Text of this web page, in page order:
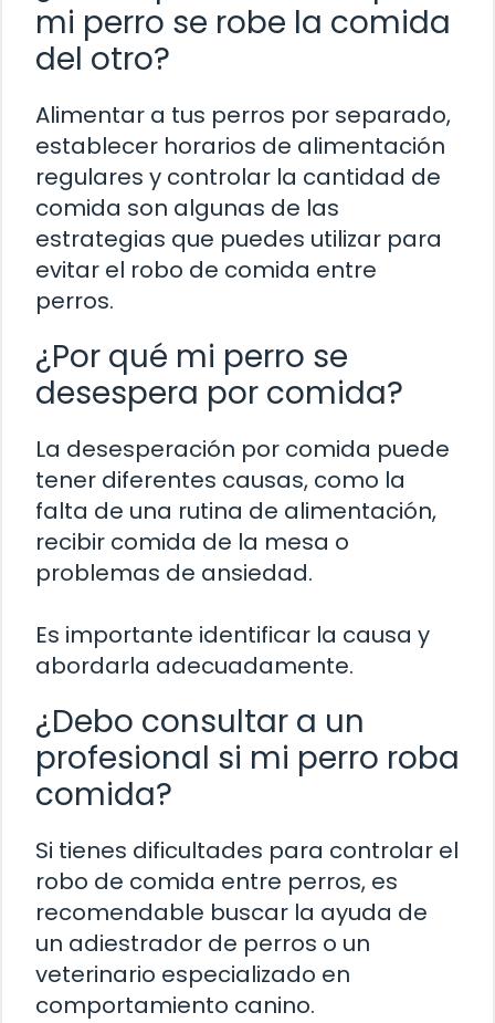
mi perro se robe la comida
del otro?
Alimentar a tus perros por separado,
establecer horarios de alimentación
regulares y controlar la cantidad de
comida son algunas de las
estrategias que puedes utilizar para
evitar el robo de comida entre
perros.
¿Por qué mi perro se
desespera por comida?
La desesperación por comida puede
tener diferentes causas, como la
falta de una rutina de alimentación,
recibir comida de la mesa o
problemas de ansiedad.
Es importante identificar la causa y
abordarla adecuadamente.
¿Debo consultar a un
profesional si mi perro roba
comida?
Si tienes dificultades para controlar el
robo de comida entre perros, es
recomendable buscar la ayuda de
un adiestrador de perros o un
veterinario especializado en
comportamiento canino.